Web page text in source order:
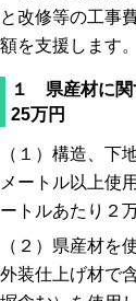
と改修等の工事
額を支援します。
１ 県産材に関
25万円
（１）構造、下
メートル以上使
ートルあたり２
（２）県産材を
外装仕上げ材で